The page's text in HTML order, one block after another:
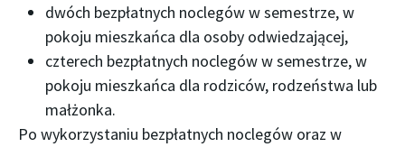
dwóch bezpłatnych noclegów w semestrze, w
pokoju mieszkańca dla osoby odwiedzającej,
czterech bezpłatnych noclegów w semestrze, w
pokoju mieszkańca dla rodziców, rodzeństwa lub
małżonka.
Po wykorzystaniu bezpłatnych noclegów oraz w